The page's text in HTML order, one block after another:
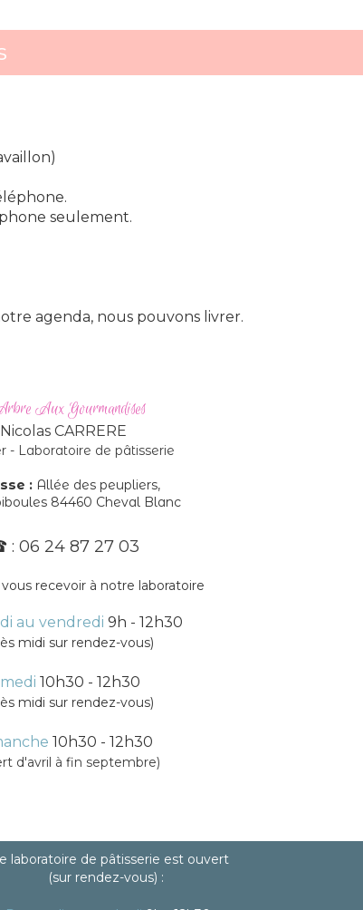
seulement.
agenda, nous pouvons livrer.
Aux Gourmandises
Nicolas CARRERE
- Laboratoire de pâtisserie
: Allée des peupliers,
84460 Cheval Blanc
: 06 24 87 27 03
recevoir à notre laboratoire
au vendredi 9h - 12h30
midi sur rendez-vous)
10h30 - 12h30
midi sur rendez-vous)
10h30 - 12h30
d'avril à fin septembre)
laboratoire de pâtisserie est ouvert
(sur rendez-vous) :